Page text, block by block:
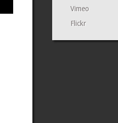
Vimeo
Flickr